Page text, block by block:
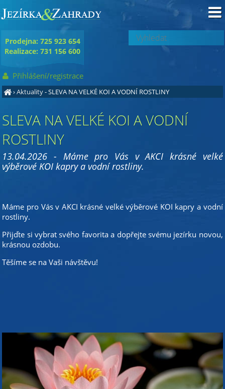
›Aktuality- SLEVA NA VELKÉ KOI A VODNÍ ROSTLINY
SLEVA NA VELKÉ KOI A VODNÍ
ROSTLINY
13.04.2026 - Máme pro Vás v AKCI krásné velké
výběrové KOI kapry a vodní rostliny.
Máme pro Vás v AKCI krásné velké výběrové KOI kapry a vodní
rostliny.
Přijďte si vybrat svého favorita a dopřejte svému jezírku novou,
krásnou ozdobu.
Těšíme se na Vaši návštěvu!
Prodejna: 725 923 654
Realizace: 731 156 600
Přihlášení/registrace